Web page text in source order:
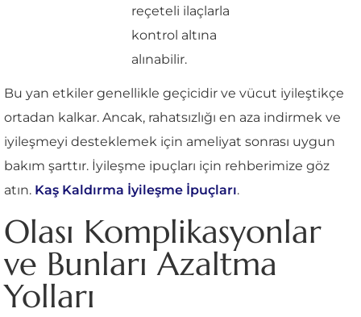
reçeteli ilaçlarla
kontrol altına
alınabilir.
Bu yan etkiler genellikle geçicidir ve vücut iyileştikçe
ortadan kalkar. Ancak, rahatsızlığı en aza indirmek ve
iyileşmeyi desteklemek için ameliyat sonrası uygun
bakım şarttır. İyileşme ipuçları için rehberimize göz
atın. Kaş Kaldırma İyileşme İpuçları.
Olası Komplikasyonlar
ve Bunları Azaltma
Yolları